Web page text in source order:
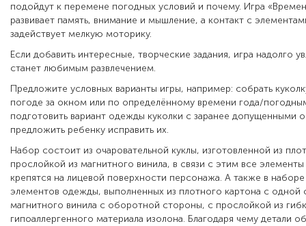
подойдут к перемене погодных условий и почему. Игра
развивает память, внимание и мышление, а контакт с
задействует мелкую моторику.
Если добавить интересные, творческие задания, игра надолго
станет любимым развлечением.
Предложите условных варианты игры, например: собрать
погоде за окном или по определённому времени года/
подготовить вариант одежды куколки с заранее допущенными
предложить ребенку исправить их.
Набор состоит из очаровательной куклы, изготовленной из
прослойкой из магнитного винила, в связи с этим все
крепятся на лицевой поверхности персонажа. А также в
элементов одежды, выполненных из плотного картона с одной
магнитного винила с оборотной стороны, с прослойкой из
гипоаллергенного материала изолона. Благодаря чему детали